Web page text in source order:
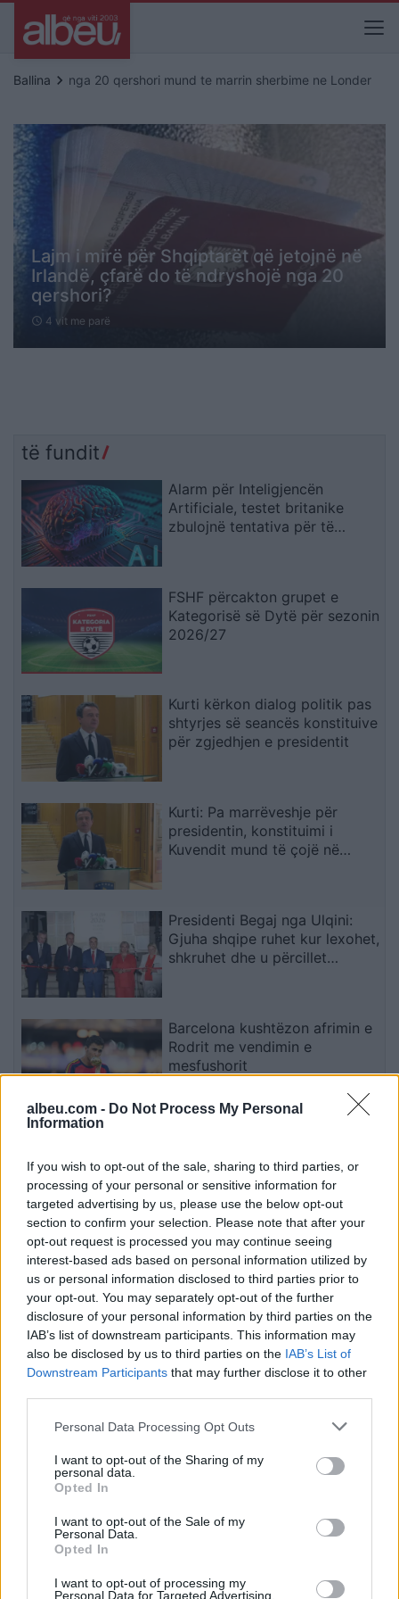
albeu.com - Do Not Process My Personal
Information
If you wish to opt-out of the sale, sharing to third parties, or
processing of your personal or sensitive information for
targeted advertising by us, please use the below opt-out
section to confirm your selection. Please note that after your
opt-out request is processed you may continue seeing
interest-based ads based on personal information utilized by
us or personal information disclosed to third parties prior to
your opt-out. You may separately opt-out of the further
disclosure of your personal information by third parties on the
IAB’s list of downstream participants. This information may
also be disclosed by us to third parties on the IAB’s List of
Downstream Participants that may further disclose it to other
Personal Data Processing Opt Outs
I want to opt-out of the Sharing of my
personal data.
Opted In
I want to opt-out of the Sale of my
Personal Data.
Opted In
I want to opt-out of processing my
Personal Data for Targeted Advertising.
Ballina keyboard_arrow_right nga 20 qershori mund te marrin sherbime ne Londer
Lajm i mirë për Shqiptarët që jetojnë në
Irlandë, çfarë do të ndryshojë nga 20
qershori?
schedule 4 vit me parë
të fundit
Alarm për Inteligjencën
Artificiale, testet britanike
zbulojnë tentativa për të
FSHF përcakton grupet e
Kategorisë së Dytë për sezonin
2026/27
Kurti kërkon dialog politik pas
shtyrjes së seancës konstituive
për zgjedhjen e presidentit
Kurti: Pa marrëveshje për
presidentin, konstituimi i
Kuvendit mund të çojë në
Presidenti Begaj nga Ulqini:
Gjuha shqipe ruhet kur lexohet,
shkruhet dhe u përcillet
Barcelona kushtëzon afrimin e
Rodrit me vendimin e
mesfushorit
bllokadën e konstituimit të
Kuvendit
Esim for USA|Esim for Italy| Esim for Spain | Esim